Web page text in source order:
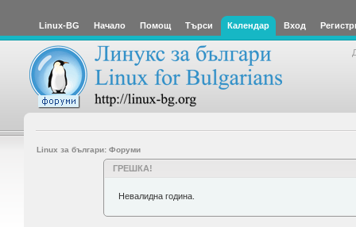
Linux-BG Начало Помощ Търси Календар Вход
Linux за българи: Форуми
ГРЕШКА!
Невалидна година.